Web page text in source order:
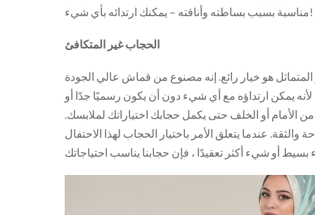
مناسبة بسبب بساطته وأناقته – يمكنك ارتدائه بأي شيء!
الحجاب غير المتكافئ
هو خيار رائع. إنه مصنوع من قماش عالي الجودة
يمكن ارتداؤه مع أي شيء دون أن يكون رسميًا جدًا أو
أو الخلف حتى يكمل حجابك اختياراتك لملابسك.
عندما يتعلق الأمر باختيار الحجاب لهذا الاحتفال